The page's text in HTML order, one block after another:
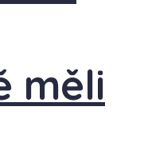
měli